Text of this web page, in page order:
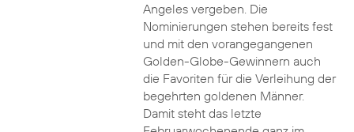
Angeles vergeben. Die
Nominierungen stehen bereits fest
und mit den vorangegangenen
Golden-Globe-Gewinnern auch
die Favoriten für die Verleihung der
begehrten goldenen Männer.
Damit steht das letzte